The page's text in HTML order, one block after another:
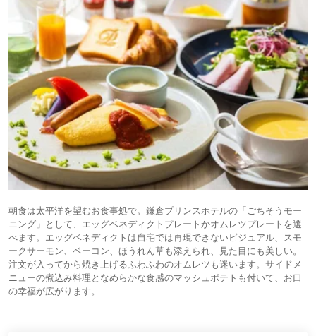
朝食は太平洋を望むお食事処で。鎌倉プリンスホテルの「ごちそうモー
ニング」として、エッグベネディクトプレートかオムレツプレートを選
べます。エッグベネディクトは自宅では再現できないビジュアル、スモ
ークサーモン、ベーコン、ほうれん草も添えられ、見た目にも美しい。
注文が入ってから焼き上げるふわふわのオムレツも迷います。サイドメ
ニューの煮込み料理となめらかな食感のマッシュポテトも付いて、お口
の幸福が広がります。